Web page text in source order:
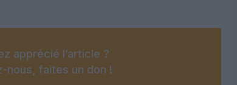
apprécié l’article ?
nous, faites un don !